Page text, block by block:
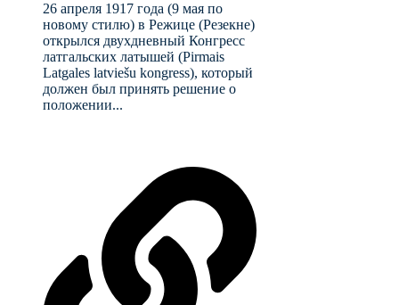
26 апреля 1917 года (9 мая по
новому стилю) в Режице (Резекне)
открылся двухдневный Конгресс
латгальских латышей (Pirmais
Latgales latviešu kongress), который
должен был принять решение о
положении...